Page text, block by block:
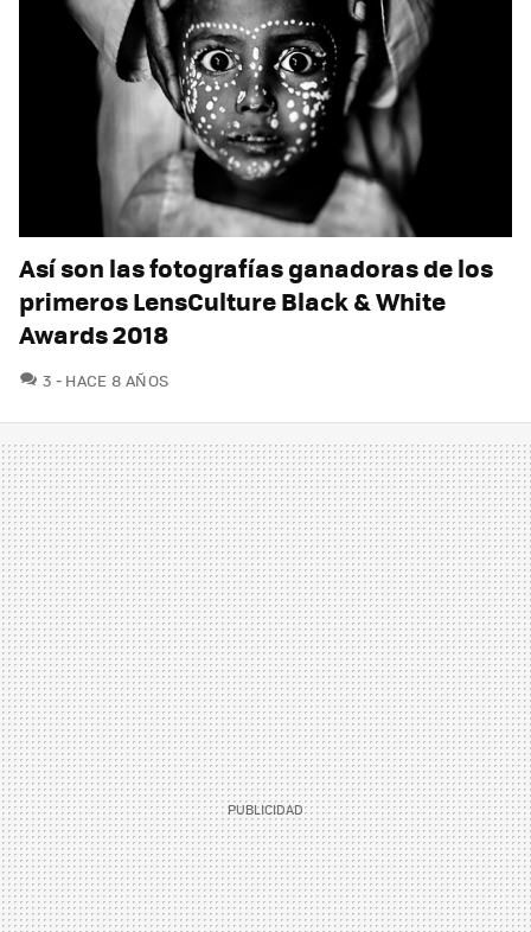
Así son las fotografías ganadoras de los
primeros LensCulture Black & White
Awards 2018
3 COMENTARIOS
HACE 8 AÑOS